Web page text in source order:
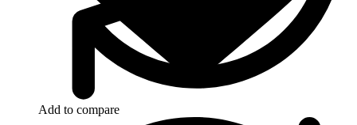
Add to compare